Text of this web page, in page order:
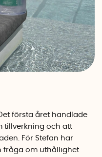
första året handlade
tillverkning och att
För Stefan har
fråga om uthållighet